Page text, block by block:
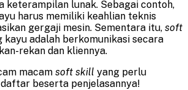
keterampilan lunak. Sebagai contoh,
harus memiliki keahlian teknis
gergaji mesin. Sementara itu, soft
kayu adalah berkomunikasi secara
rekan dan kliennya.
macam soft skill yang perlu
beserta penjelasannya!